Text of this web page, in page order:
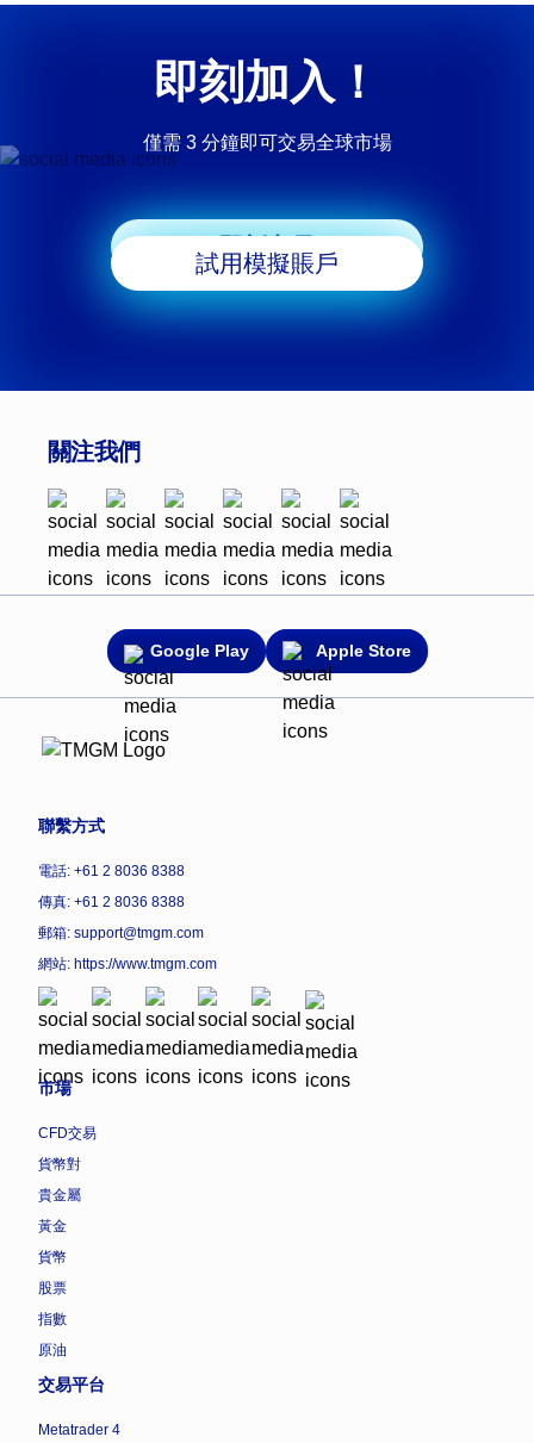
即刻加入！
僅需 3 分鐘即可交易全球市場
即刻交易
試用模擬賬戶
關注我們
Google Play Apple Store
聯繫方式
電話: +61 2 8036 8388
傳真: +61 2 8036 8388
郵箱: support@tmgm.com
網站: https://www.tmgm.com
市場
CFD交易
貨幣對
貴金屬
黃金
貨幣
股票
指數
原油
交易平台
Metatrader 4